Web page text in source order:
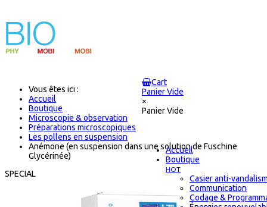
Cart
Panier Vide
×
Panier Vide
Accueil
Boutique
HOT
Casier anti-
Communication
Codage &
Vous êtes ici :
Accueil
Boutique
Microscopie & observation
Préparations microscopiques
Les pollens en suspension
Anémone (en suspension dans une solution de Fuschine
Glycérinée)
SPECIAL